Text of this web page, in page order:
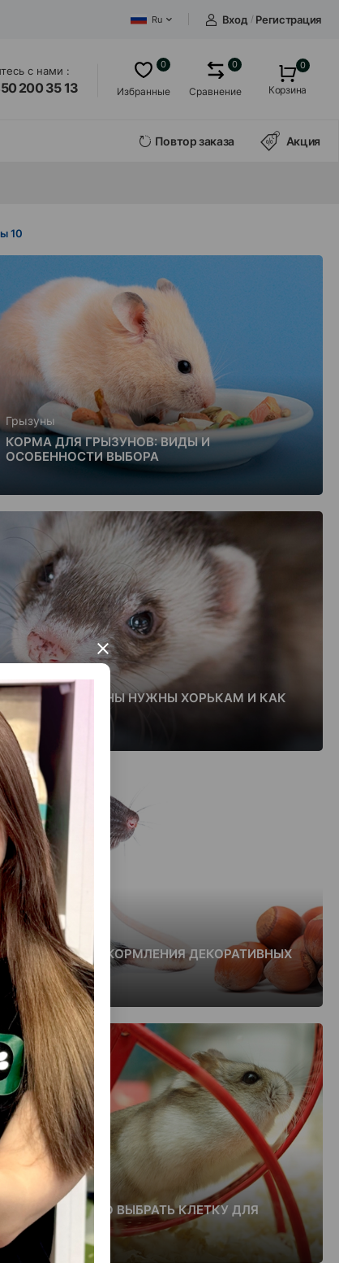
×
Ru Вход / Регистрация
с нами :
200 35 13 Избранные
0
Сравнение
0 0
Корзина
Повтор заказа Акция
10
Грызуны
КОРМА ДЛЯ ГРЫЗУНОВ: ВИДЫ И
ОСОБЕННОСТИ ВЫБОРА
Грызуны
КАКИЕ ВИТАМИНЫ НУЖНЫ ХОРЬКАМ И КАК
Грызуны
ОСОБЕННОСТИ КОРМЛЕНИЯ ДЕКОРАТИВНЫХ
КРЫС И МЫШЕЙ
КАК ПРАВИЛЬНО ВЫБРАТЬ КЛЕТКУ ДЛЯ
ХОМЯКА